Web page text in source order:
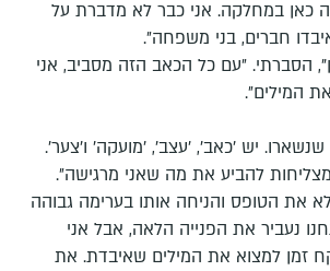
כאן במחלקה. אני כבר לא מדברת על
חברים, בני משפחה״.
הסברתי. ״עם כל הכאב הזה מסביב, אני
המילים״.
יש ׳כאב׳, ׳עצב׳, ׳מועקה׳ ו׳צער׳.
להביע את מה שאני מרגישה״.
את הטופס והניחה אותו בערימה גבוהה
נעביר את הפנייה הלאה, אבל אני
זמן למצוא את המילים שאיבדת. את